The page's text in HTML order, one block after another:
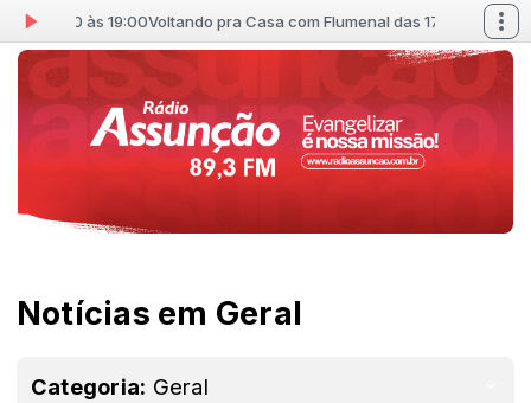
às 19:00 Voltando pra Casa com Flumenal das 17:00 às 19:00
Notícias em Geral
Categoria: Geral